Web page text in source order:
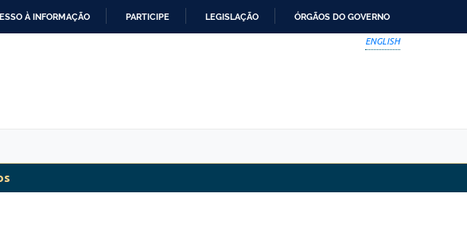
À INFORMAÇÃO PARTICIPE LEGISLAÇÃO ÓRGÃOS DO GOVERNO
ENGLISH